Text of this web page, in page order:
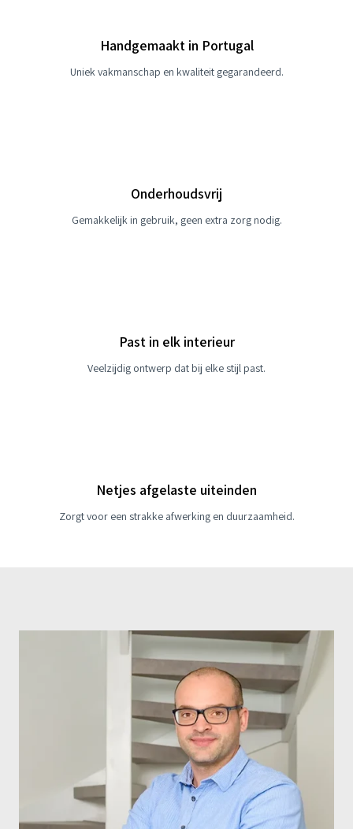
Handgemaakt in Portugal
Uniek vakmanschap en kwaliteit gegarandeerd.
Onderhoudsvrij
Gemakkelijk in gebruik, geen extra zorg nodig.
Past in elk interieur
Veelzijdig ontwerp dat bij elke stijl past.
Netjes afgelaste uiteinden
Zorgt voor een strakke afwerking en duurzaamheid.